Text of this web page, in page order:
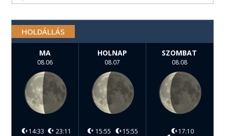
HOLDÁLLÁS
MA
08.06
14:33 23:11
HOLNAP
08.07
15:55 15:55
SZOMBAT
08.08
17:10